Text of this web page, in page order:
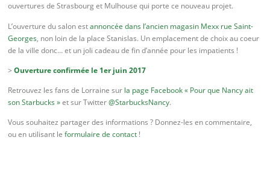
ouvertures de Strasbourg et Mulhouse qui porte ce nouveau projet.
L’ouverture du salon estannoncée dans l’ancien magasin Mexx rue Saint-
Georges, non loin de la place Stanislas. Un emplacement de choix au coeur
de la ville donc… et un joli cadeau de fin d’année pour les impatients !
>Ouverture confirmée le 1er juin 2017
Retrouvez les fans de Lorraine sur la page Facebook « Pour que Nancy ait
son Starbucks »et sur Twitter@StarbucksNancy.
Vous souhaitez partager des informations ? Donnez-les en commentaire,
ou en utilisant leformulaire de contact !